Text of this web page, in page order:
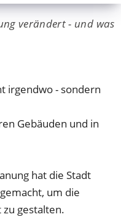
verändert - und was
irgendwo - sondern
Gebäuden und in
hat die Stadt
um die
gestalten.